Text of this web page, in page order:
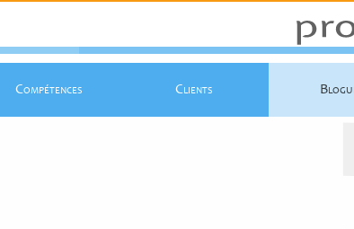
Compétences Clients